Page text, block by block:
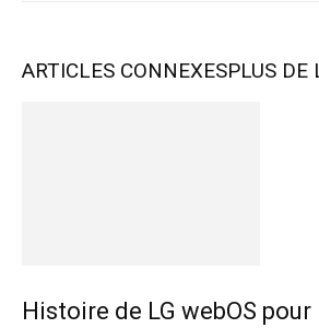
ARTICLES CONNEXESPLUS DE
Histoire de LG webOS